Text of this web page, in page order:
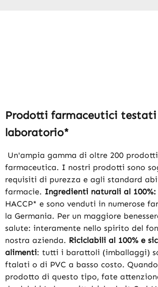
Prodotti farmaceutici
laboratorio*
Un'ampia gamma di oltre 200
farmaceutica. I nostri prodotti sono
requisiti di purezza e agli standard
farmacie. Ingredienti naturali al 100%:
HACCP* e sono venduti in numerose
la Germania. Per un maggiore
salute: interamente nello spirito del
nostra azienda. Riciclabili al 100% e
alimenti: tutti i barattoli (imballaggi)
ftalati o di PVC a basso costo.
prodotto di questo tipo, fate